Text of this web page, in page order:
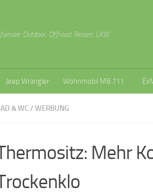
Outdoor. Offroad. Reisen. LKW.
Jeep Wrangler Wohnmobil MB 711
& WC/ WERBUNG
Mehr